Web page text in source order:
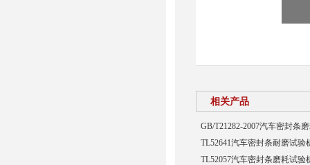
相关产品
GB/T21282-2007汽车密封条
TL52641汽车密封条耐磨试验
TL52057汽车密封条磨耗试验